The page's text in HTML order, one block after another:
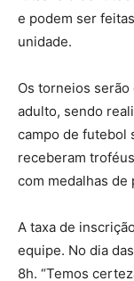
e podem ser
unidade.
Os torneios
adulto, sendo
campo de futebol
receberam
com medalhas de
A taxa de
equipe. No dia
8h. “Temos